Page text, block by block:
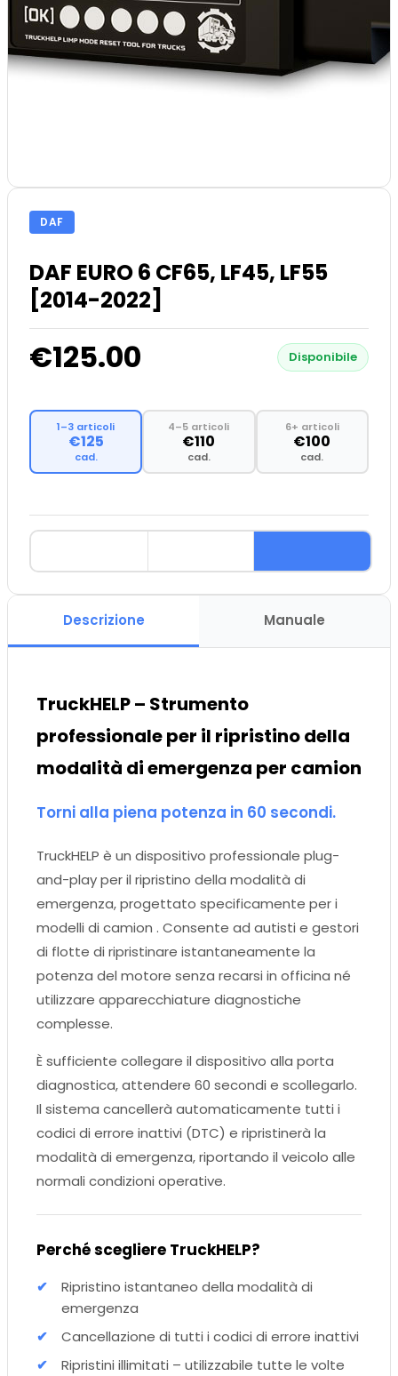
DAF
DAF EURO 6 CF65, LF45, LF55
[2014-2022]
€125.00 Disponibile
1–3 articoli
€125
cad.
4–5 articoli
€110
cad.
6+ articoli
€100
cad.
Descrizione Manuale
TruckHELP – Strumento
professionale per il ripristino della
modalità di emergenza per camion
Torni alla piena potenza in 60 secondi.
TruckHELP è un dispositivo professionale plug-
and-play per il ripristino della modalità di
emergenza, progettato specificamente per i
modelli di camion . Consente ad autisti e gestori
di flotte di ripristinare istantaneamente la
potenza del motore senza recarsi in officina né
utilizzare apparecchiature diagnostiche
complesse.
È sufficiente collegare il dispositivo alla porta
diagnostica, attendere 60 secondi e scollegarlo.
Il sistema cancellerà automaticamente tutti i
codici di errore inattivi (DTC) e ripristinerà la
modalità di emergenza, riportando il veicolo alle
normali condizioni operative.
Perché scegliere TruckHELP?
Ripristino istantaneo della modalità di
emergenza
Cancellazione di tutti i codici di errore inattivi
Ripristini illimitati – utilizzabile tutte le volte